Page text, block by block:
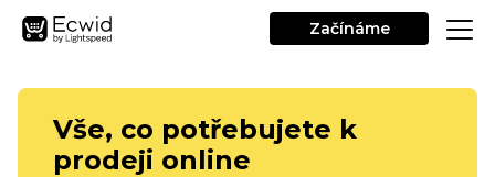
Začínáme
Vše, co potřebujete k
prodeji online